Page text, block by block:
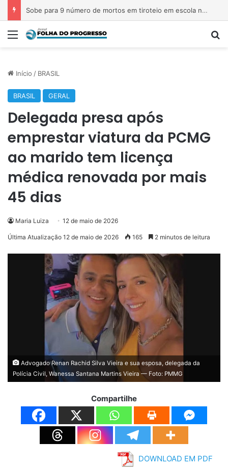
Sobe para 9 número de mortos em tiroteio em escola na Tailândia
Menu
Início / BRASIL
BRASIL GERAL
Delegada presa após
emprestar viatura da PCMG
ao marido tem licença
médica renovada por mais
45 dias
Maria Luiza 12 de maio de 2026
Última Atualização 12 de maio de 2026 165 2 minutos de leitura
Advogado Renan Rachid Silva Vieira e sua esposa, delegada da
Polícia Civil, Wanessa Santana Martins Vieira — Foto: PMMG
Compartilhe
DOWNLOAD EM PDF